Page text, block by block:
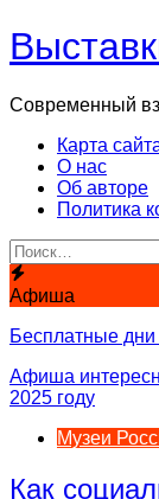
Перейти
к
Современный
Карта
О нас
Об авторе
Политика
Афиша
Бесплатные дни
Афиша
2025 году
Музеи
Как